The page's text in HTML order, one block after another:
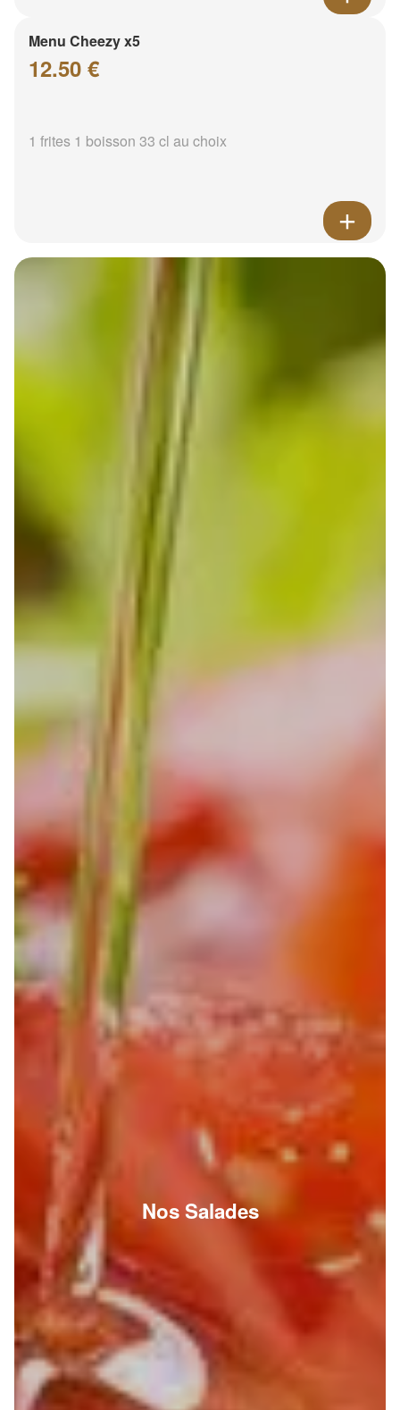
Menu Cheezy x5
12.50 €
1 frites 1 boisson 33 cl au choix
Nos Salades